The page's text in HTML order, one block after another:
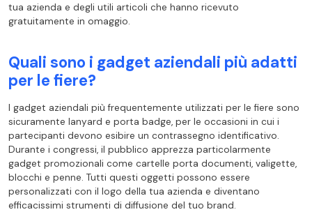
tua azienda e degli utili articoli che hanno ricevuto
gratuitamente in omaggio.
Quali sono i gadget aziendali più adatti
per le fiere?
I gadget aziendali più frequentemente utilizzati per le fiere sono
sicuramente lanyard e porta badge, per le occasioni in cui i
partecipanti devono esibire un contrassegno identificativo.
Durante i congressi, il pubblico apprezza particolarmente
gadget promozionali come cartelle porta documenti, valigette,
blocchi e penne. Tutti questi oggetti possono essere
personalizzati con il logo della tua azienda e diventano
efficacissimi strumenti di diffusione del tuo brand.